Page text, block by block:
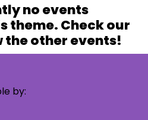
no events
theme. Check our
the other events!
by: